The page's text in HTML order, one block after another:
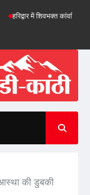
में शिवभक्त कांवड़ियों पर
की डुबकी